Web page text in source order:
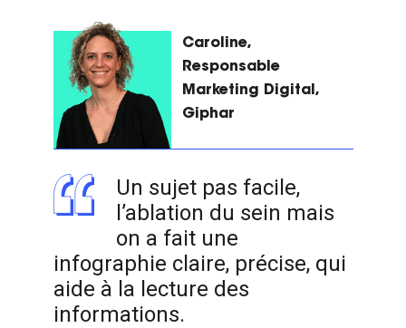
Caroline,
Responsable
Marketing Digital,
Giphar
Un sujet pas facile,
l’ablation du sein mais
on a fait une
infographie claire, précise, qui
aide à la lecture des
informations.